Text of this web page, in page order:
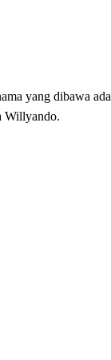
yang dibawa ada
Willyando.